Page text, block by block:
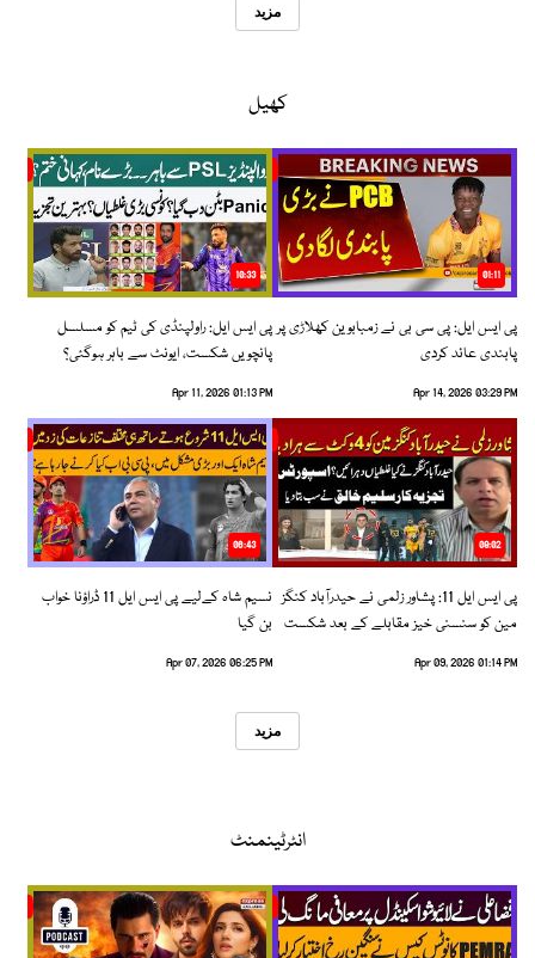
مزید
کھیل
01:11
پی ایس ایل: پی سی بی نے زمبابوین کھلاڑی پر
پابندی عائد کردی
Apr 14, 2026 03:29 PM
10:33
پی ایس ایل: راولپنڈی کی ٹیم کو مسلسل
پانچویں شکست، ایونٹ سے باہر ہوگئی؟
Apr 11, 2026 01:13 PM
09:02
پی ایس ایل 11: پشاور زلمی نے حیدرآباد کنگز
مین کو سنسنی خیز مقابلے کے بعد شکست
Apr 09, 2026 01:14 PM
06:43
نسیم شاہ کےلیے پی ایس ایل 11 ڈراؤنا خواب
بن گیا
Apr 07, 2026 06:25 PM
مزید
انٹرٹینمنٹ